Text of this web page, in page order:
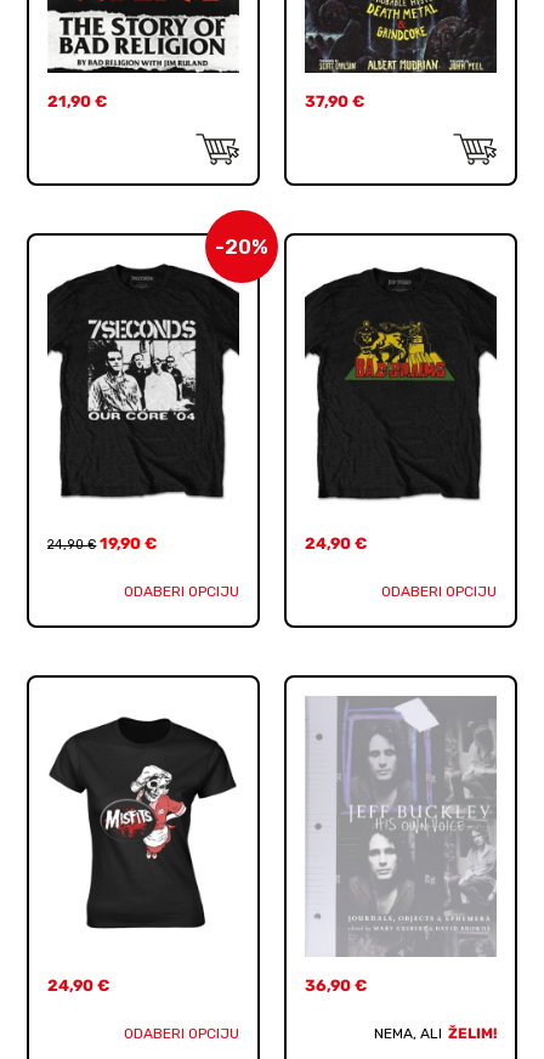
21,90€ 37,90 €
-20%
24,90€ 19,90€
ODABERI OPCIJU
24,90 €
ODABERI OPCIJU
24,90€
ODABERI OPCIJU
36,90 €
NEMA, ALI ŽELIM!